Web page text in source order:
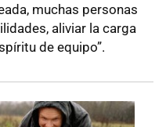
muchas personas
aliviar la carga
de equipo”.